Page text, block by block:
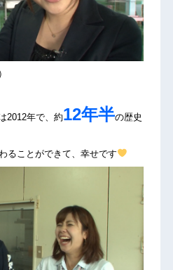
2012年で、約12年半の歴史
ることができて、幸せです